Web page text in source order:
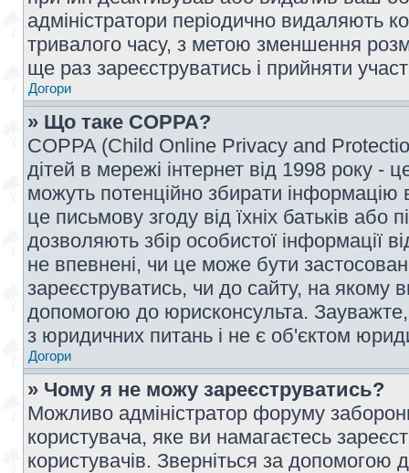
адміністратори періодично видаляють
тривалого часу, з метою зменшення
ще раз зареєструватись і прийняти
Догори
» Що таке COPPA?
COPPA (Child Online Privacy and
дітей в мережі інтернет від 1998 року -
можуть потенційно збирати інформацію
це письмову згоду від їхніх батьків або
дозволяють збір особистої інформації
не впевнені, чи це може бути
зареєструватись, чи до сайту, на якому
допомогою до юрисконсульта.
з юридичних питань і не є об'єктом
Догори
» Чому я не можу зареєструватись?
Можливо адміністратор форуму
користувача, яке ви намагаєтесь
користувачів. Зверніться за допомогою